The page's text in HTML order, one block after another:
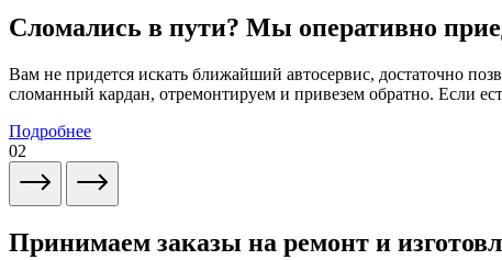
Сломались в пути? Мы оперативно
Вам не придется искать ближайший автосервис, достаточно
сломанный кардан, отремонтируем и привезем обратно. Если
Подробнее
02
Принимаем заказы на ремонт и